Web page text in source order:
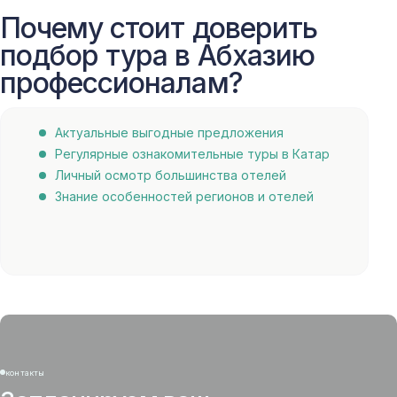
Почему стоит доверить
подбор тура в Абхазию
профессионалам?
Актуальные выгодные предложения
Регулярные ознакомительные туры в Катар
Личный осмотр большинства отелей
Знание особенностей регионов и отелей
контакты